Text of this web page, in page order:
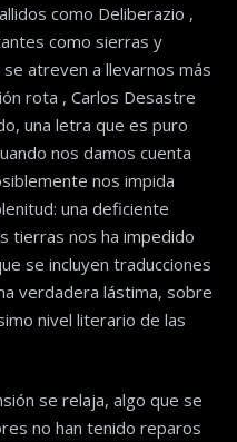
como Deliberazio ,
como sierras y
atreven a llevarnos más
rota , Carlos Desastre
una letra que es puro
nos damos cuenta
nos impida
una deficiente
tierras nos ha impedido
se incluyen traducciones
verdadera lástima, sobre
nivel literario de las
se relaja, algo que se
no han tenido reparos